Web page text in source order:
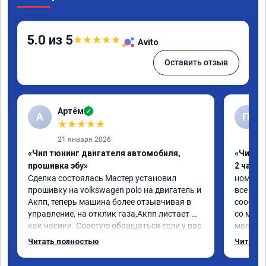
5.0 из 5★★★★★ Avito
Оставить отзыв
А Артём ✓
★★★★★
21 января 2026
«Чип тюнинг двигателя автомобиля,
прошивка эбу»
Сделка состоялась Мастер установил
прошивку на volkswagen polo на двигатель и
Акпп, теперь машина более отзывчивая в
управление, на отклик газа,Акпп листает
как часики. Советую обращаться если у вас
возникли проблемы с автомобилем
Читать полностью
П
«Чип
2 часа»
номер
все
со
мало.
ребята
Читать